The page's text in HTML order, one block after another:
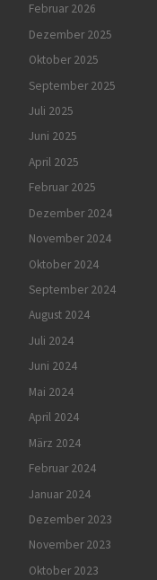
Februar 2026
Dezember 2025
Oktober 2025
September 2025
Juli 2025
Juni 2025
April 2025
Februar 2025
Dezember 2024
November 2024
Oktober 2024
September 2024
August 2024
Juli 2024
Juni 2024
Mai 2024
April 2024
März 2024
Februar 2024
Januar 2024
Dezember 2023
November 2023
Oktober 2023